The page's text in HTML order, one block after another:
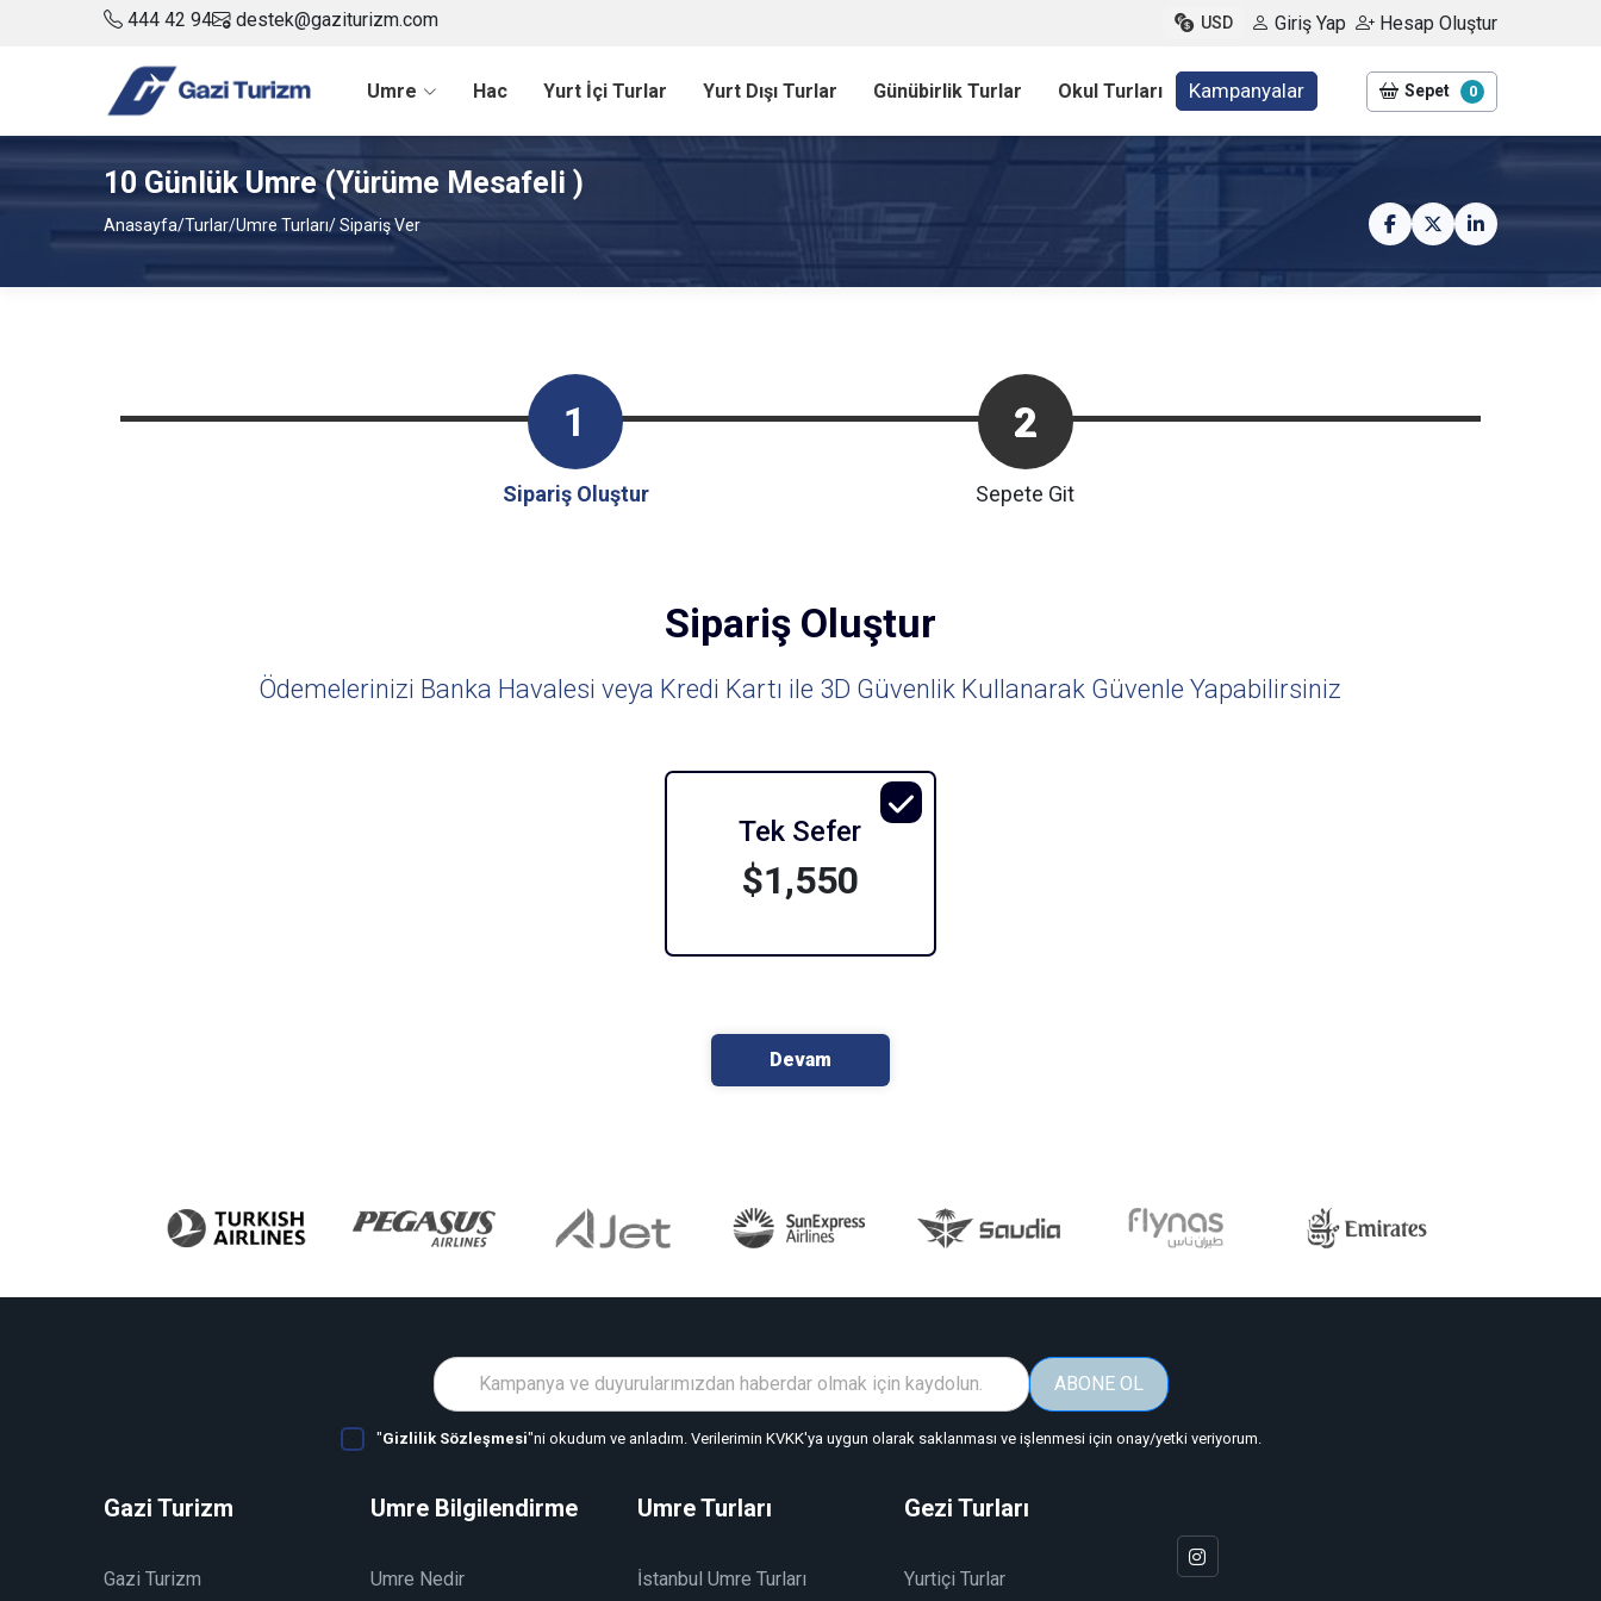
444 42 94 destek@gaziturizm.com USD Giriş Yap Hesap Oluştur
Umre Hac Yurt İçi Turlar Yurt Dışı Turlar Günübirlik Turlar Okul Turları Kampanyalar Sepet 0
10 Günlük Umre (Yürüme Mesafeli )
Anasayfa/Turlar/Umre Turları/ Sipariş Ver
1
Sipariş Oluştur
2
Sepete Git
Sipariş Oluştur
Ödemelerinizi Banka Havalesi veya Kredi Kartı ile 3D Güvenlik Kullanarak Güvenle Yapabilirsiniz
Tek Sefer
$1,550
Devam
ABONE OL
"Gizlilik Sözleşmesi"ni okudum ve anladım. Verilerimin KVKK'ya uygun olarak saklanması ve işlenmesi için onay/yetki veriyorum.
Gazi Turizm
Gazi Turizm
Umre Bilgilendirme
Umre Nedir
Umre Turları
İstanbul Umre Turları
Gezi Turları
Yurtiçi Turlar